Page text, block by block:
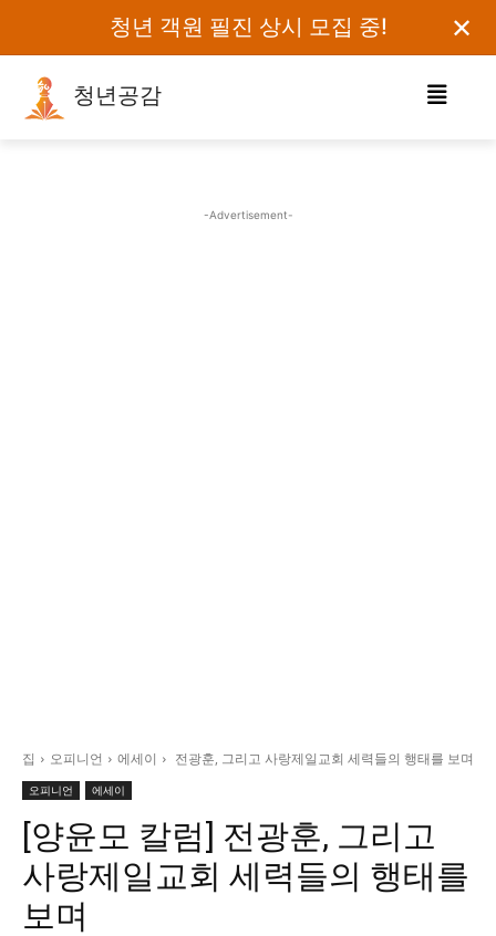
문화
전통문화
대중문화
청년 객원 필진 상시 모집 중! ✕
청년공감
-Advertisement-
집 오피니언 에세이 전광훈, 그리고 사랑제일교회 세력들의 행태를 보며
오피니언 에세이
[양윤모 칼럼] 전광훈, 그리고
사랑제일교회 세력들의 행태를
보며